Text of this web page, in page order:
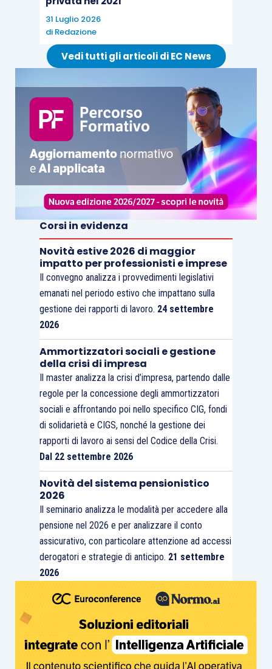
31 Luglio 2026
di Redazione
Vedi tutti gli articoli di EC News
Corsi in evidenza
Novità estive 2026 di maggior
impatto per professionisti e imprese
Il convegno analizza i provvedimenti legislativi
emanati nel periodo estivo che impattano sulla
gestione dei rapporti di lavoro. 24 settembre
2026
Ammortizzatori sociali e gestione
della crisi di impresa
Il master analizza la crisi d’impresa, partendo dalle
regole per la concessione degli ammortizzatori
sociali e affrontando poi nello specifico CIG, fondi
di solidarietà e CIGS, nonché la gestione dei
rapporti di lavoro ai sensi del Codice della Crisi.
Dal 22 settembre 2026
Novità del sistema pensionistico
2026
Il seminario analizza le modalità per accedere alla
pensione nel 2026 e per analizzare il conto
assicurativo, con particolare attenzione ad accessi
derogatori e strategie di anticipo. 21 settembre
2026